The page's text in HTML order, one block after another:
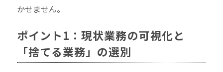
かせません。
ポイント1：現状業務の可視化と
「捨てる業務」の選別